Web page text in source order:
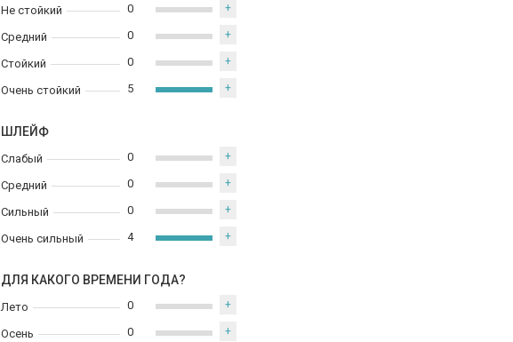
Не стойкий
Средний
Стойкий
Очень стойкий
0 +
0 +
0 +
5 +
ШЛЕЙФ
Слабый
Средний
Сильный
Очень сильный
0 +
0 +
0 +
4 +
ДЛЯ КАКОГО ВРЕМЕНИ ГОДА?
Лето
Осень
0 +
0 +